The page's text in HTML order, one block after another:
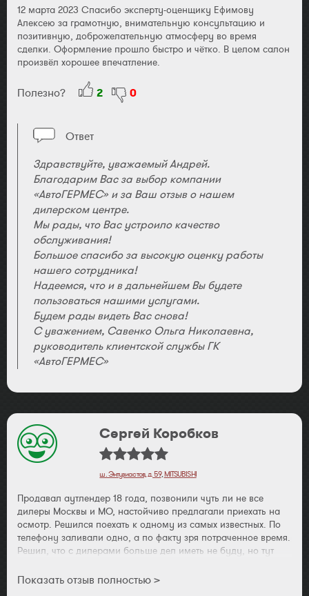
12 марта 2023 Спасибо эксперту-оценщику Ефимову
Алексею за грамотную, внимательную консультацию и
позитивную, доброжелательную атмосферу во время
сделки. Оформление прошло быстро и чётко. В целом салон
произвёл хорошее впечатление.
Полезно? 2 0
Ответ
Здравствуйте, уважаемый Андрей.
Благодарим Вас за выбор компании
«АвтоГЕРМЕС» и за Ваш отзыв о нашем
дилерском центре.
Мы рады, что Вас устроило качество
обслуживания!
Большое спасибо за высокую оценку работы
нашего сотрудника!
Надеемся, что и в дальнейшем Вы будете
пользоваться нашими услугами.
Будем рады видеть Вас снова!
С уважением, Савенко Ольга Николаевна,
руководитель клиентской службы ГК
«АвтоГЕРМЕС»
Сергей Коробков
ш. Энтузиастов, д. 59,MITSUBISHI
Продавал аутлендер 18 года, позвонили чуть ли не все
дилеры Москвы и МО, настойчиво предлагали приехать на
осмотр. Решился поехать к одному из самых известных. По
телефону заливали одно, а по факту зря потраченное время.
Решил, что с дилерами больше дел иметь не буду, но тут
Осмотр делал Никита Криворотов, договорились о цене и
Показать отзыв полностью >